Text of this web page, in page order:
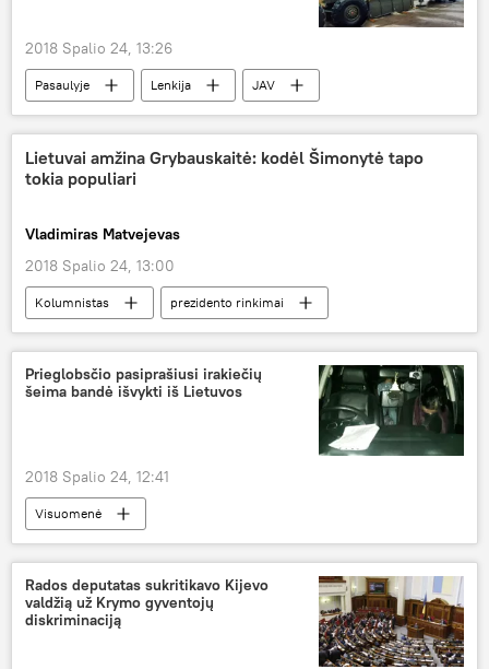
2018 Spalio 24, 13:26
Pasaulyje Lenkija
JAV
Baltijos šalys
priešraketinės gynybos sistema
Lietuvai amžina Grybauskaitė: kodėl Šimonytė tapo
tokia populiari
Vladimiras Matvejevas
2018 Spalio 24, 13:00
Kolumnistas
prezidento rinkimai
Ingrida Šimonytė
konservatoriai
Tėvynės sąjunga-Lietuvos krikščionys demokratai (TS-LKD)
Prieglobsčio pasiprašiusi irakiečių
šeima bandė išvykti iš Lietuvos
2018 Spalio 24, 12:41
Visuomenė
Rados deputatas sukritikavo Kijevo
valdžią už Krymo gyventojų
diskriminaciją